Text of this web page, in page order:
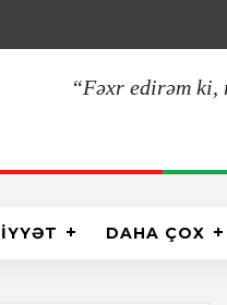
“Fəxr edirəm ki,
DAHA ÇOX